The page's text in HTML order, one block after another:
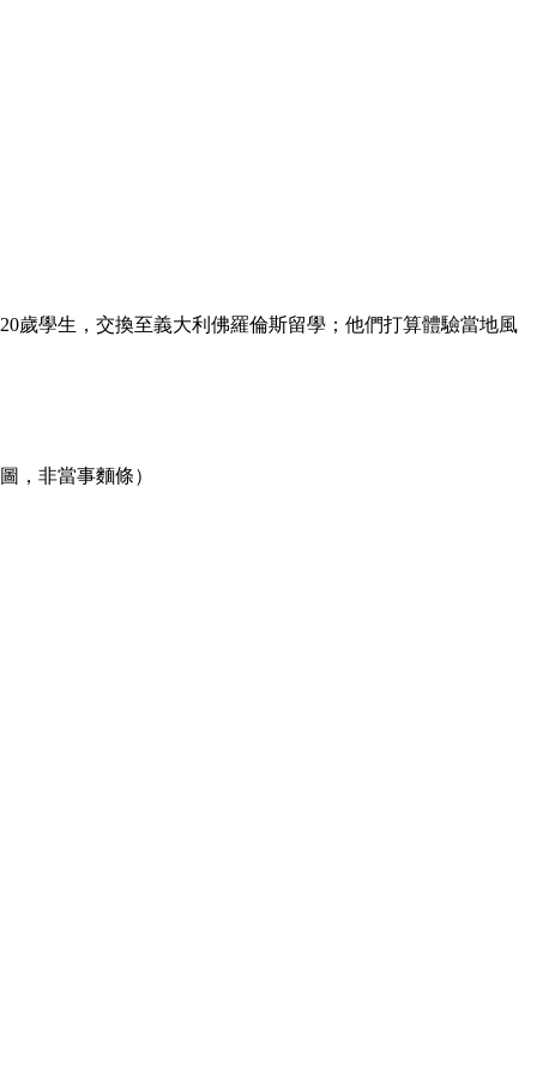
歲學生，交換至義大利佛羅倫斯留學；他們打算體驗當地風
，非當事麵條）